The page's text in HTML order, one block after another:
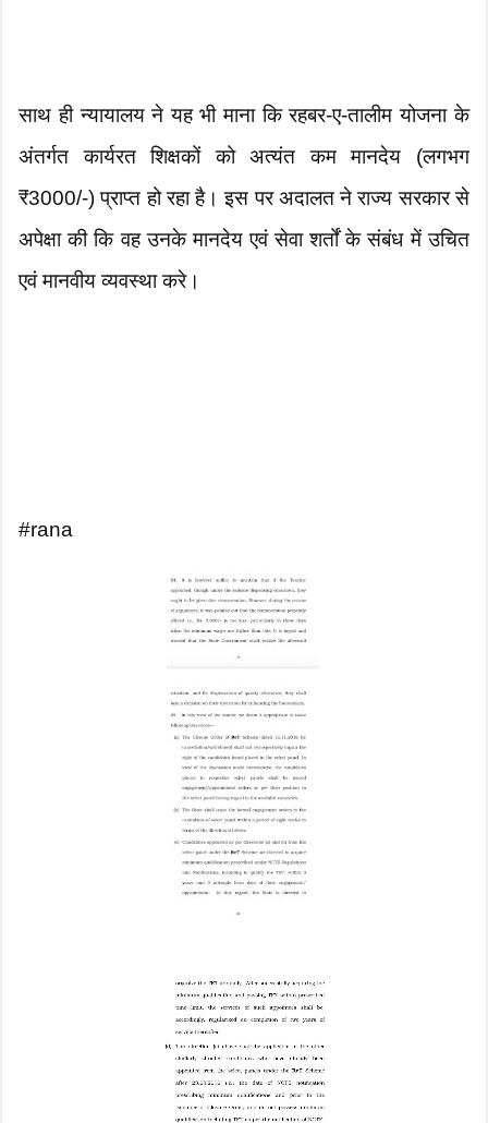
साथ ही न्यायालय ने यह भी माना कि रहबर-ए-तालीम योजना के
अंतर्गत कार्यरत शिक्षकों को अत्यंत कम मानदेय (लगभग
₹3000/-) प्राप्त हो रहा है। इस पर अदालत ने राज्य सरकार से
अपेक्षा की कि वह उनके मानदेय एवं सेवा शर्तों के संबंध में उचित
एवं मानवीय व्यवस्था करे।
#rana